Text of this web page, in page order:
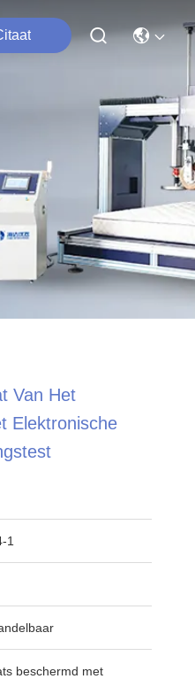
Van Het
Elektronische
1
beschermd met